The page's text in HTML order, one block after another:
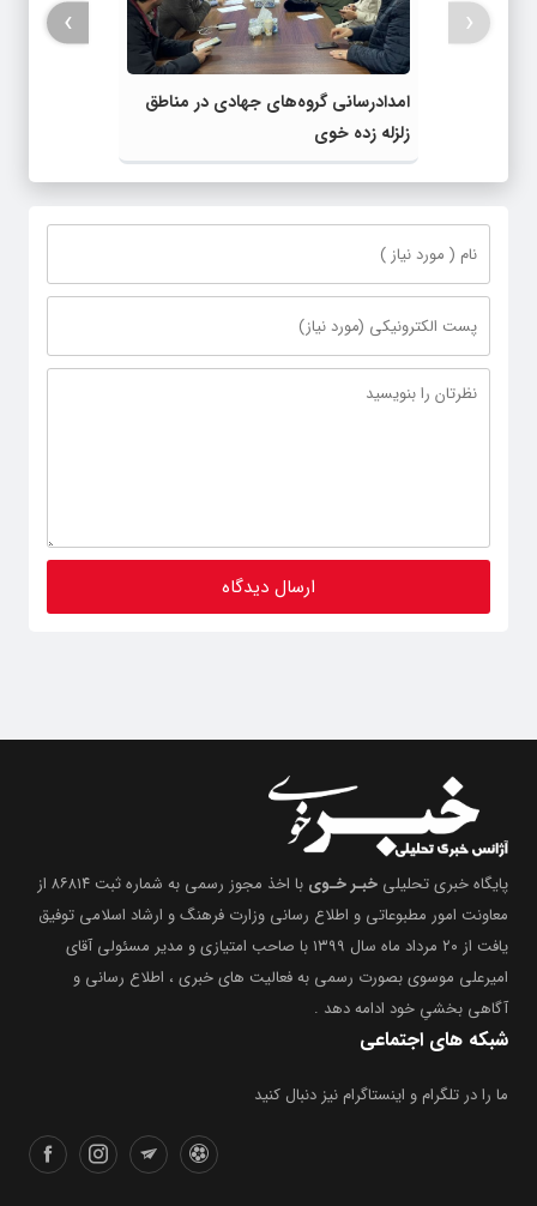
امدادرسانی گروه‌های جهادی در مناطق
زلزله زده خوی
‹
›
پایگاه خبری تحلیلی خبـر خـوی
با اخذ مجوز رسمی به شماره ثبت ۸۶۸۱۴ از
معاونت امور مطبوعاتی و اطلاع رسانی وزارت فرهنگ و ارشاد اسلامی توفیق
یافت از ۲۰ مرداد ماه سال ۱۳۹۹ با صاحب امتیازی و مدیر مسئولی آقای
امیرعلی موسوی بصورت رسمی به فعالیت های خبری ، اطلاع رسانی و
آگاهی بخشیِ خود ادامه دهد .
شبکه های اجتماعی
ما را در تلگرام و اینستاگرام نیز دنبال کنید